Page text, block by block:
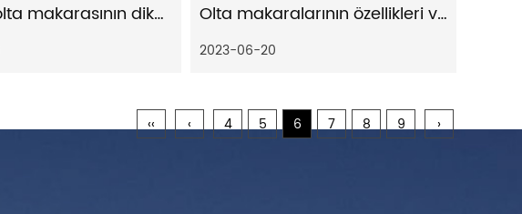
Baitcast olta makarasının dikkate değer özellikleri Olta makaralarının özellikleri ve faydaları
2023-06-20
‹‹ ‹ 4 5 6 7 8 9 ›